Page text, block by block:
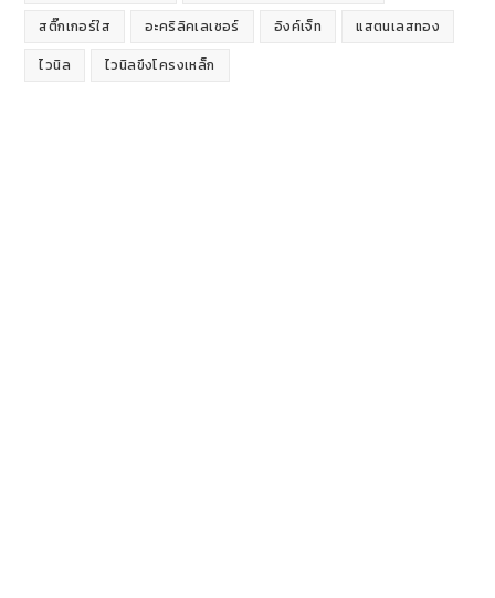
สติ๊กเกอร์ใส
อะคริลิคเลเซอร์ อิงค์เจ็ท
แสตนเลสทอง
ไวนิล
ไวนิลขึงโครงเหล็ก